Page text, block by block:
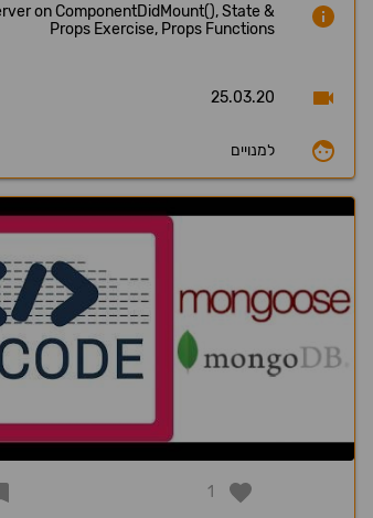
on ComponentDidMount(), State &
Props Exercise, Props Functions
25.03.20
למנויים
1